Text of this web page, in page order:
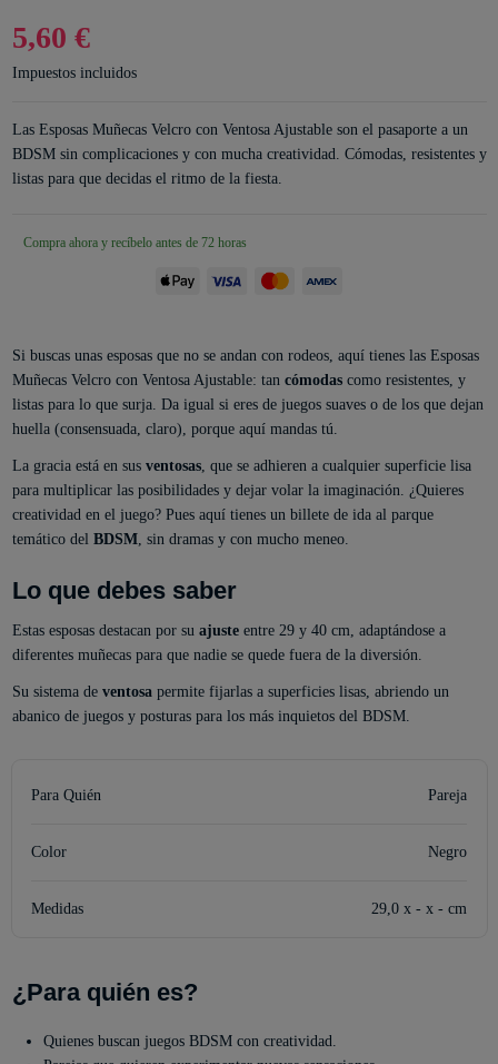
5,60 €
Impuestos incluidos
Las Esposas Muñecas Velcro con Ventosa Ajustable son el pasaporte a un
BDSM sin complicaciones y con mucha creatividad. Cómodas, resistentes y
listas para que decidas el ritmo de la fiesta.
Compra ahora y recíbelo antes de 72 horas
Si buscas unas esposas que no se andan con rodeos, aquí tienes las Esposas
Muñecas Velcro con Ventosa Ajustable: tan cómodascomo resistentes, y
listas para lo que surja. Da igual si eres de juegos suaves o de los que dejan
huella (consensuada, claro), porque aquí mandas tú.
La gracia está en sus ventosas, que se adhieren a cualquier superficie lisa
para multiplicar las posibilidades y dejar volar la imaginación. ¿Quieres
creatividad en el juego? Pues aquí tienes un billete de ida al parque
temático del BDSM, sin dramas y con mucho meneo.
Lo que debes saber
Estas esposas destacan por su ajusteentre 29 y 40 cm, adaptándose a
diferentes muñecas para que nadie se quede fuera de la diversión.
Su sistema de ventosapermite fijarlas a superficies lisas, abriendo un
abanico de juegos y posturas para los más inquietos del BDSM.
Para Quién Pareja
Color Negro
Medidas 29,0 x - x - cm
¿Para quién es?
Quienes buscan juegos BDSM con creatividad.